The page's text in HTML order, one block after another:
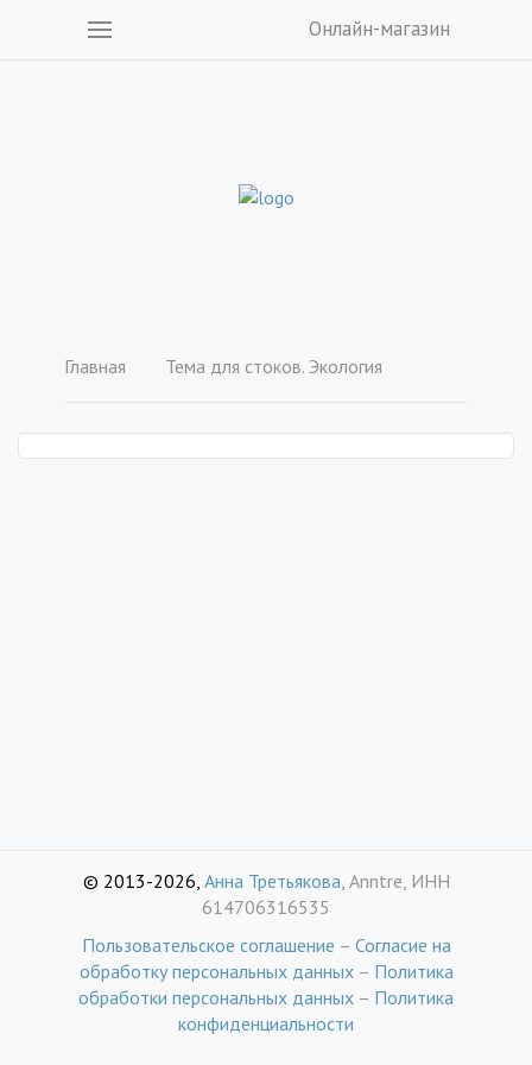
Онлайн-магазин
Главная Тема для стоков. Экология
© 2013-2026, Анна Третьякова, Anntre, ИНН
614706316535
Пользовательское соглашение – Согласие на
обработку персональных данных– Политика
обработки персональных данных – Политика
конфиденциальности